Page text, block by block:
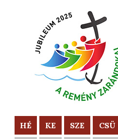
HÉ KE SZE CSÜ